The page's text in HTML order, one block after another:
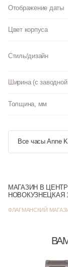
Отображение даты
Цвет корпуса
Стиль/дизайн
Ширина (с
Толщина, мм
Все часы Anne
МАГАЗИН В
НОВОКУЗНЕЦКАЯ
ФЛАГМАНСКИЙ